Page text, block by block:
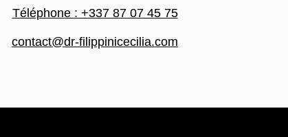
Téléphone : +337 87 07 45 75
contact@dr-filippinicecilia.com